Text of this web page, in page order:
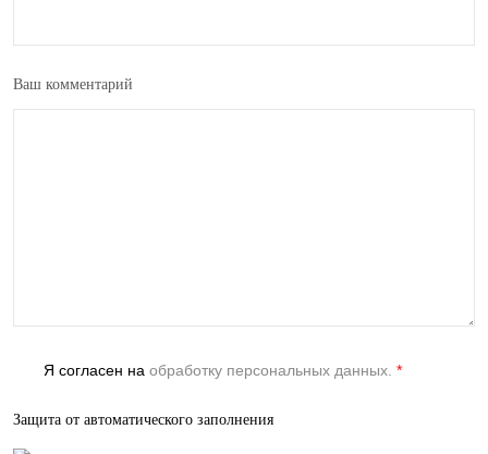
Ваш комментарий
Я согласен на обработку персональных данных. *
Защита от автоматического заполнения